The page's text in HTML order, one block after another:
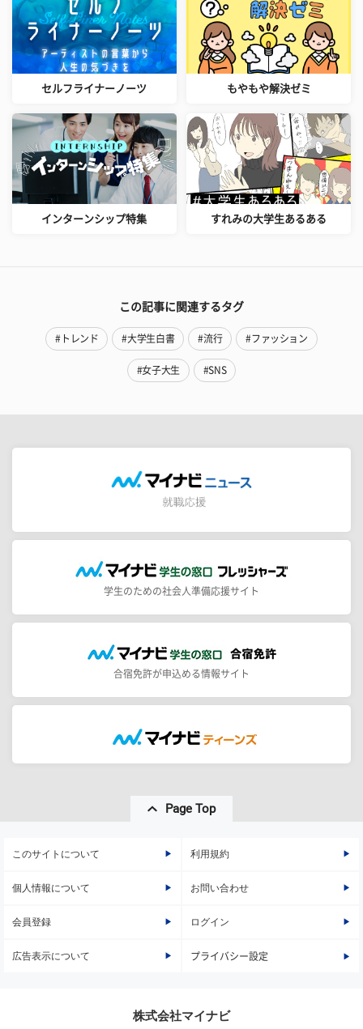
セルフライナーノーツ もやもや解決ゼミ
インターンシップ特集 すれみの大学生あるある
この記事に関連するタグ
#トレンド #大学生白書 #流行 #ファッション
#女子大生 #SNS
学生のための社会人準備応援サイト
合宿免許が申込める情報サイト
Page Top
このサイトについて 利用規約
個人情報について お問い合わせ
会員登録 ログイン
広告表示について プライバシー設定
株式会社マイナビ